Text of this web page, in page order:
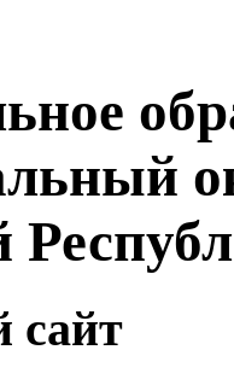
сайт